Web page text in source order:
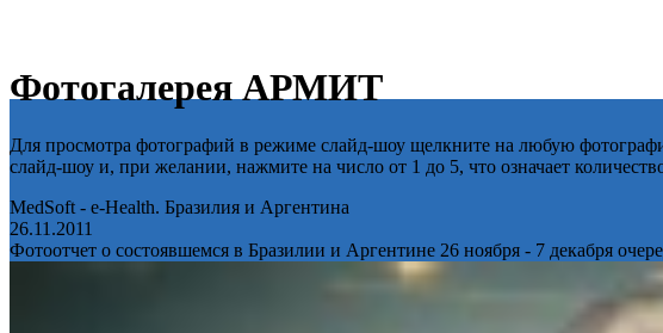
Фотогалерея АРМИТ
Для просмотра фотографий в режиме слайд-шоу щелкните на любую
слайд-шоу и, при желании, нажмите на число от 1 до 5, что означает
MedSoft - e-Health. Бразилия и Аргентина
26.11.2011
Фотоотчет о состоявшемся в Бразилии и Аргентине 26 ноября - 7 декабря